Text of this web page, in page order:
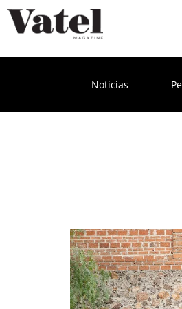
Noticias